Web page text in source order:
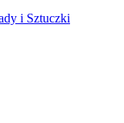
i Sztuczki